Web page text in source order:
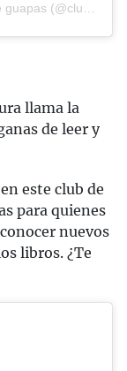
Una publicación compartida por Leer es de guapas (@clubdelecturaconbrillibrilli)
llama la
de leer y
este club de
para quienes
nuevos
libros. ¿Te